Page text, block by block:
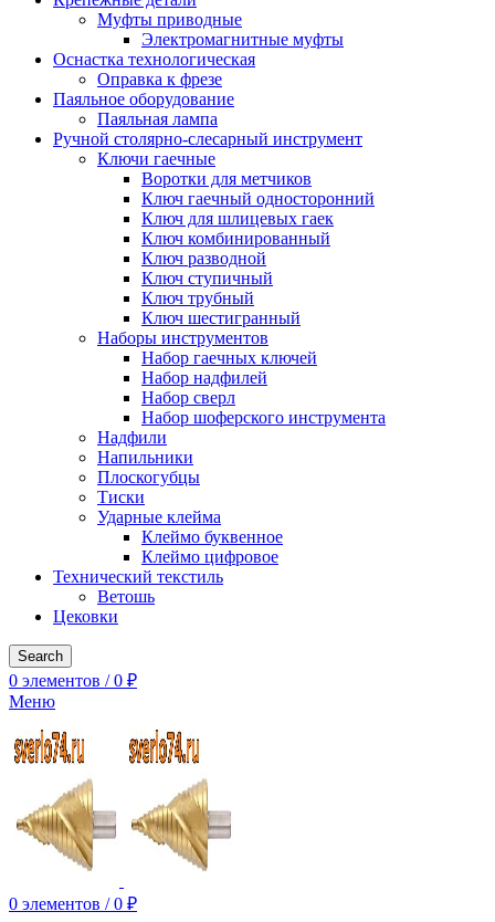
Муфты приводные
Электромагнитные муфты
Оснастка технологическая
Оправка к фрезе
Паяльное оборудование
Паяльная лампа
Ручной столярно-слесарный инструмент
Ключи гаечные
Воротки для метчиков
Ключ гаечный односторонний
Ключ для шлицевых гаек
Ключ комбинированный
Ключ разводной
Ключ ступичный
Ключ трубный
Ключ шестигранный
Наборы инструментов
Набор гаечных ключей
Набор надфилей
Набор сверл
Набор шоферского инструмента
Надфили
Напильники
Плоскогубцы
Тиски
Ударные клейма
Клеймо буквенное
Клеймо цифровое
Технический текстиль
Ветошь
Цековки
Search
0 элементов / 0 ₽
Меню
0 элементов / 0 ₽